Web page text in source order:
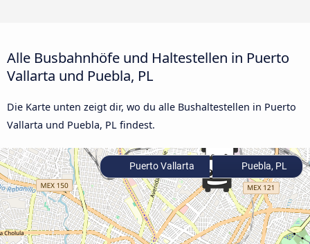
Alle Busbahnhöfe und Haltestellen in Puerto
Vallarta und Puebla, PL
Die Karte unten zeigt dir, wo du alle Bushaltestellen in Puerto
Vallarta und Puebla, PL findest.
Puerto Vallarta Puebla, PL